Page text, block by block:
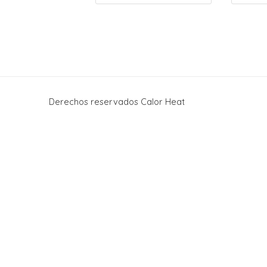
Derechos reservados Calor Heat